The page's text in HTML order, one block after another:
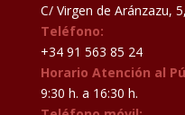
C/ Virgen de Aránzazu,
Teléfono:
+34 91 563 85 24
Horario Atención al
9:30 h. a 16:30 h.